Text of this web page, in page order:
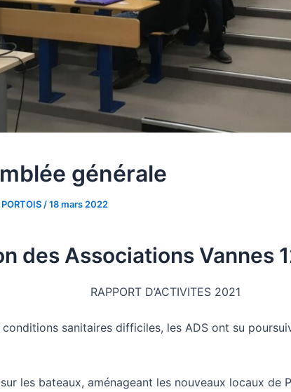
générale
/18 mars 2022
des Associations Vannes
RAPPORT D’ACTIVITES 2021
conditions sanitaires difficiles, les ADS ont su
les bateaux, aménageant les nouveaux locaux de